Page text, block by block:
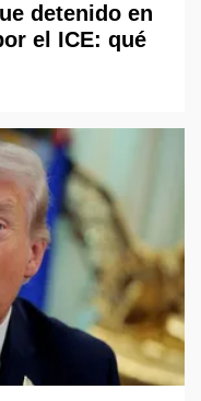
detenido en
el ICE: qué